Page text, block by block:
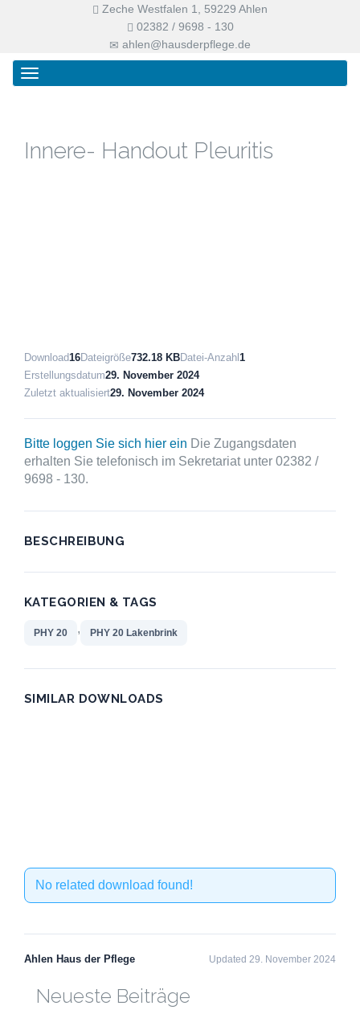
Zeche Westfalen 1, 59229 Ahlen
02382 / 9698 - 130
ahlen@hausderpflege.de
Primary
Menu
Skip
Haus der Pflege
Innere- Handout Pleuritis
Download16Dateigröße732.18 KBDatei-Anzahl 1
Erstellungsdatum29. November 2024
Zuletzt aktualisiert29. November 2024
Bitte loggen Sie sich hier ein Die Zugangsdaten
erhalten Sie telefonisch im Sekretariat unter 02382 /
9698 - 130.
BESCHREIBUNG
KATEGORIEN & TAGS
PHY 20 , PHY 20 Lakenbrink
SIMILAR DOWNLOADS
No related download found!
Ahlen Haus der Pflege Updated 29. November 2024
Neueste Beiträge